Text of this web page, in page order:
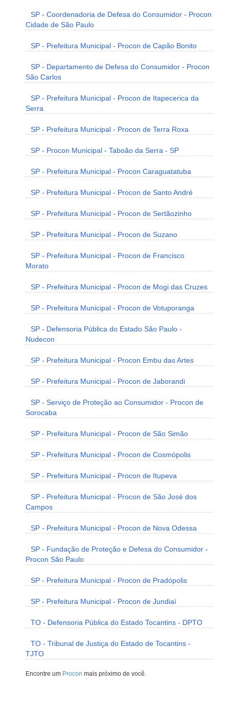
SP - Coordenadoria de Defesa do Consumidor - Procon
Cidade de São Paulo
SP - Prefeitura Municipal - Procon de Capão Bonito
SP - Departamento de Defesa do Consumidor - Procon
São Carlos
SP - Prefeitura Municipal - Procon de Itapecerica da
Serra
SP - Prefeitura Municipal - Procon de Terra Roxa
SP - Procon Municipal - Taboão da Serra - SP
SP - Prefeitura Municipal - Procon Caraguatatuba
SP - Prefeitura Municipal - Procon de Santo André
SP - Prefeitura Municipal - Procon de Sertãozinho
SP - Prefeitura Municipal - Procon de Suzano
SP - Prefeitura Municipal - Procon de Francisco
Morato
SP - Prefeitura Municipal - Procon de Mogi das Cruzes
SP - Prefeitura Municipal - Procon de Votuporanga
SP - Defensoria Pública do Estado São Paulo -
Nudecon
SP - Prefeitura Municipal - Procon Embu das Artes
SP - Prefeitura Municipal - Procon de Jaborandi
SP - Serviço de Proteção ao Consumidor - Procon de
Sorocaba
SP - Prefeitura Municipal - Procon de São Simão
SP - Prefeitura Municipal - Procon de Cosmópolis
SP - Prefeitura Municipal - Procon de Itupeva
SP - Prefeitura Municipal - Procon de São José dos
Campos
SP - Prefeitura Municipal - Procon de Nova Odessa
SP - Fundação de Proteção e Defesa do Consumidor -
Procon São Paulo
SP - Prefeitura Municipal - Procon de Pradópolis
SP - Prefeitura Municipal - Procon de Jundiaí
TO - Defensoria Pública do Estado Tocantins - DPTO
TO - Tribunal de Justiça do Estado de Tocantins -
TJTO
Encontre um Procon mais próximo de você.